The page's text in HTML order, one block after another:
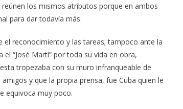
los mismos atributos porque en ambos
para dar todavía más.
el reconocimiento y las tareas; tampoco ante la
“José Martí” por toda su vida en obra,
tropezaba con su muro infranqueable de
y que la propia prensa, fue Cuba quien le
equivoca muy poco.